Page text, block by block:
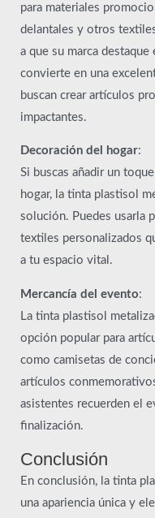
para materiales
delantales y otros
a que su marca
convierte en una
buscan crear artículos
impactantes.
Decoración del hogar:
Si buscas añadir un
hogar, la tinta plastisol
solución. Puedes usarla
textiles personalizados
a tu espacio vital.
Mercancía del evento:
La tinta plastisol
opción popular para
como camisetas de
artículos
asistentes recuerden el
finalización.
Conclusión
En conclusión, la tinta
una apariencia única y